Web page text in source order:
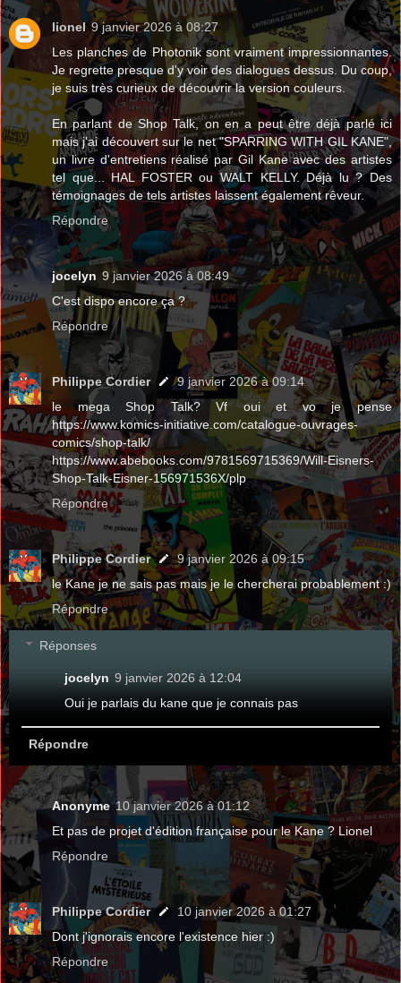
lionel 9 janvier 2026 à 08:27
Les planches de Photonik sont vraiment impressionnantes.
Je regrette presque d'y voir des dialogues dessus. Du coup,
je suis très curieux de découvrir la version couleurs.
En parlant de Shop Talk, on en a peut être déjà parlé ici
mais j'ai découvert sur le net "SPARRING WITH GIL KANE",
un livre d'entretiens réalisé par Gil Kane avec des artistes
tel que... HAL FOSTER ou WALT KELLY. Déjà lu ? Des
témoignages de tels artistes laissent également rêveur.
Répondre
jocelyn 9 janvier 2026 à 08:49
C'est dispo encore ça ?
Répondre
Philippe Cordier
9 janvier 2026 à 09:14
le mega Shop Talk? Vf oui et vo je pense
https://www.komics-initiative.com/catalogue-ouvrages-
comics/shop-talk/
https://www.abebooks.com/9781569715369/Will-Eisners-
Shop-Talk-Eisner-156971536X/plp
Répondre
Philippe Cordier
9 janvier 2026 à 09:15
le Kane je ne sais pas mais je le chercherai probablement :)
Répondre
Réponses
jocelyn 9 janvier 2026 à 12:04
Oui je parlais du kane que je connais pas
Répondre
Anonyme 10 janvier 2026 à 01:12
Et pas de projet d'édition française pour le Kane ? Lionel
Répondre
Philippe Cordier
10 janvier 2026 à 01:27
Dont j'ignorais encore l'existence hier :)
Répondre